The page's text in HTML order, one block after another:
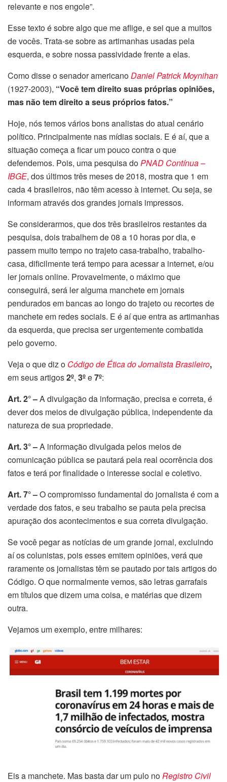
relevante e nos engole”.
Esse texto é sobre algo que me aflige, e sei que a muitos
de vocês. Trata-se sobre as artimanhas usadas pela
esquerda, e sobre nossa passividade frente a elas.
Como disse o senador americanoDaniel Patrick Moynihan
(1927-2003), “Você tem direito suas próprias opiniões,
mas não tem direito a seus próprios fatos.”
Hoje, nós temos vários bons analistas do atual cenário
político. Principalmente nas mídias sociais. E é aí, que a
situação começa a ficar um pouco contra o que
defendemos. Pois, uma pesquisa doPNAD Contínua –
IBGE, dos últimos três meses de 2018, mostra que 1 em
cada 4 brasileiros, não têm acesso à internet. Ou seja, se
informam através dos grandes jornais impressos.
Se considerarmos, que dos três brasileiros restantes da
pesquisa, dois trabalhem de 08 a 10 horas por dia, e
passem muito tempo no trajeto casa-trabalho, trabalho-
casa, dificilmente terá tempo para acessar a internet, e/ou
ler jornais online. Provavelmente, o máximo que
conseguirá, será ler alguma manchete em jornais
pendurados em bancas ao longo do trajeto ou recortes de
manchete em redes sociais. E é aí que entra as artimanhas
da esquerda, que precisa ser urgentemente combatida
pelo governo.
Veja o que diz o Código de Ética do Jornalista Brasileiro,
em seus artigos2º, 3ºe7º:
Art. 2° –A divulgação da informação, precisa e correta, é
dever dos meios de divulgação pública, independente da
natureza de sua propriedade.
Art. 3° –A informação divulgada pelos meios de
comunicação pública se pautará pela real ocorrência dos
fatos e terá por finalidade o interesse social e coletivo.
Art. 7°–O compromisso fundamental do jornalista é com a
verdade dos fatos, e seu trabalho se pauta pela precisa
apuração dos acontecimentos e sua correta divulgação.
Se você pegar as notícias de um grande jornal, excluindo
aí os colunistas, pois esses emitem opiniões, verá que
raramenteos jornalistas têm se pautado por tais artigos do
Código. O que normalmente vemos, são letras garrafais
em títulos que dizem uma coisa, e matérias que dizem
outra.
Vejamos um exemplo, entre milhares:
Eis a manchete. Mas basta dar um pulo no Registro Civil